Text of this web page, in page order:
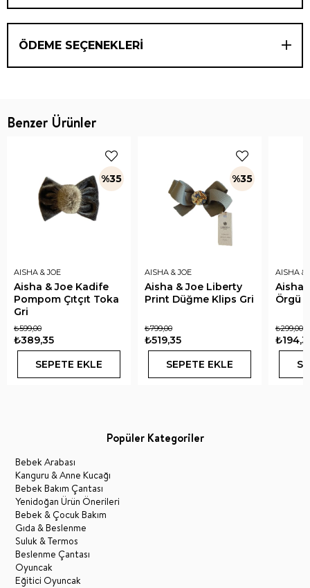
ÖDEME SEÇENEKLERI
Benzer Ürünler
AISHA & JOE
Aisha & Joe Kadife
Pompom Çıtçıt Toka
Gri
₺389,35
₺599,00
SEPETE EKLE
%35
AISHA & JOE
Aisha & Joe Liberty
Print Düğme Klips Gri
₺519,35
₺799,00
SEPETE EKLE
%35
AISHA &
Aisha
Örgü
₺299,00
Popüler Kategoriler
Bebek Arabası
Kanguru & Anne Kucağı
Bebek Bakım Çantası
Yenidoğan Ürün Önerileri
Bebek & Çocuk Bakım
Gıda & Beslenme
Suluk & Termos
Beslenme Çantası
Oyuncak
Eğitici Oyuncak